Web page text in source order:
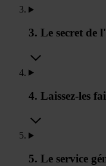
3. Le secret de
4. Laissez-les
5. Le service